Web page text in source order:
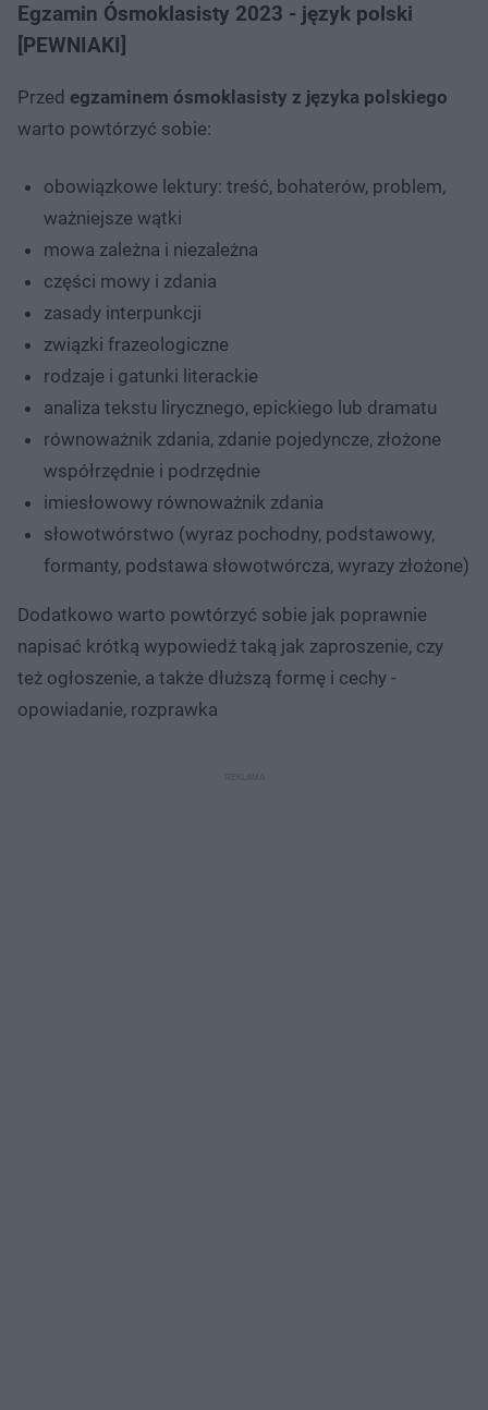
Egzamin Ósmoklasisty 2023 - język polski
[PEWNIAKI]
Przed egzaminem ósmoklasisty z języka polskiego
warto powtórzyć sobie:
obowiązkowe lektury: treść, bohaterów, problem,
ważniejsze wątki
mowa zależna i niezależna
części mowy i zdania
zasady interpunkcji
związki frazeologiczne
rodzaje i gatunki literackie
analiza tekstu lirycznego, epickiego lub dramatu
równoważnik zdania, zdanie pojedyncze, złożone
współrzędnie i podrzędnie
imiesłowowy równoważnik zdania
słowotwórstwo (wyraz pochodny, podstawowy,
formanty, podstawa słowotwórcza, wyrazy złożone)
Dodatkowo warto powtórzyć sobie jak poprawnie
napisać krótką wypowiedź taką jak zaproszenie, czy
też ogłoszenie, a także dłuższą formę i cechy -
opowiadanie, rozprawka